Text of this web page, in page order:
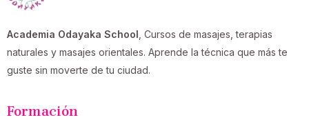
Academia Odayaka School , Cursos de masajes, terapias
naturales y masajes orientales. Aprende la técnica que más te
guste sin moverte de tu ciudad.
Formación